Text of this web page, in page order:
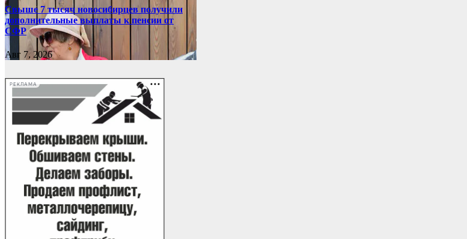
Свыше 7 тысяч новосибирцев получили
дополнительные выплаты к пенсии от
СФР
Авг 7, 2026
РЕКЛАМА